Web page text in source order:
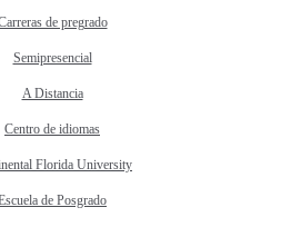
de pregrado
Semipresencial
A Distancia
Centro de idiomas
Florida University
de Posgrado